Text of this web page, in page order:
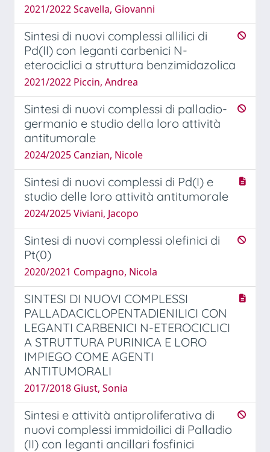
2021/2022 Scavella, Giovanni
Sintesi di nuovi complessi allilici di
Pd(II) con leganti carbenici N-
eterociclici a struttura benzimidazolica
2021/2022 Piccin, Andrea
Sintesi di nuovi complessi di palladio-
germanio e studio della loro attività
antitumorale
2024/2025 Canzian, Nicole
Sintesi di nuovi complessi di Pd(I) e
studio delle loro attività antitumorale
2024/2025 Viviani, Jacopo
Sintesi di nuovi complessi olefinici di
Pt(0)
2020/2021 Compagno, Nicola
SINTESI DI NUOVI COMPLESSI
PALLADACICLOPENTADIENILICI CON
LEGANTI CARBENICI N-ETEROCICLICI
A STRUTTURA PURINICA E LORO
IMPIEGO COME AGENTI
ANTITUMORALI
2017/2018 Giust, Sonia
Sintesi e attività antiproliferativa di
nuovi complessi immidoilici di Palladio
(II) con leganti ancillari fosfinici